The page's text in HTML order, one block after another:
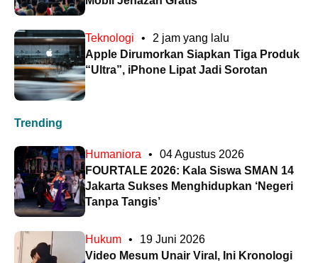
Teknologi •
2 jam yang lalu
Apple Dirumorkan Siapkan Tiga Produk
“Ultra”, iPhone Lipat Jadi Sorotan
Trending
Humaniora •
04 Agustus 2026
FOURTALE 2026: Kala Siswa SMAN 14
Jakarta Sukses Menghidupkan ‘Negeri
Tanpa Tangis’
Hukum •
19 Juni 2026
Video Mesum Unair Viral, Ini Kronologi